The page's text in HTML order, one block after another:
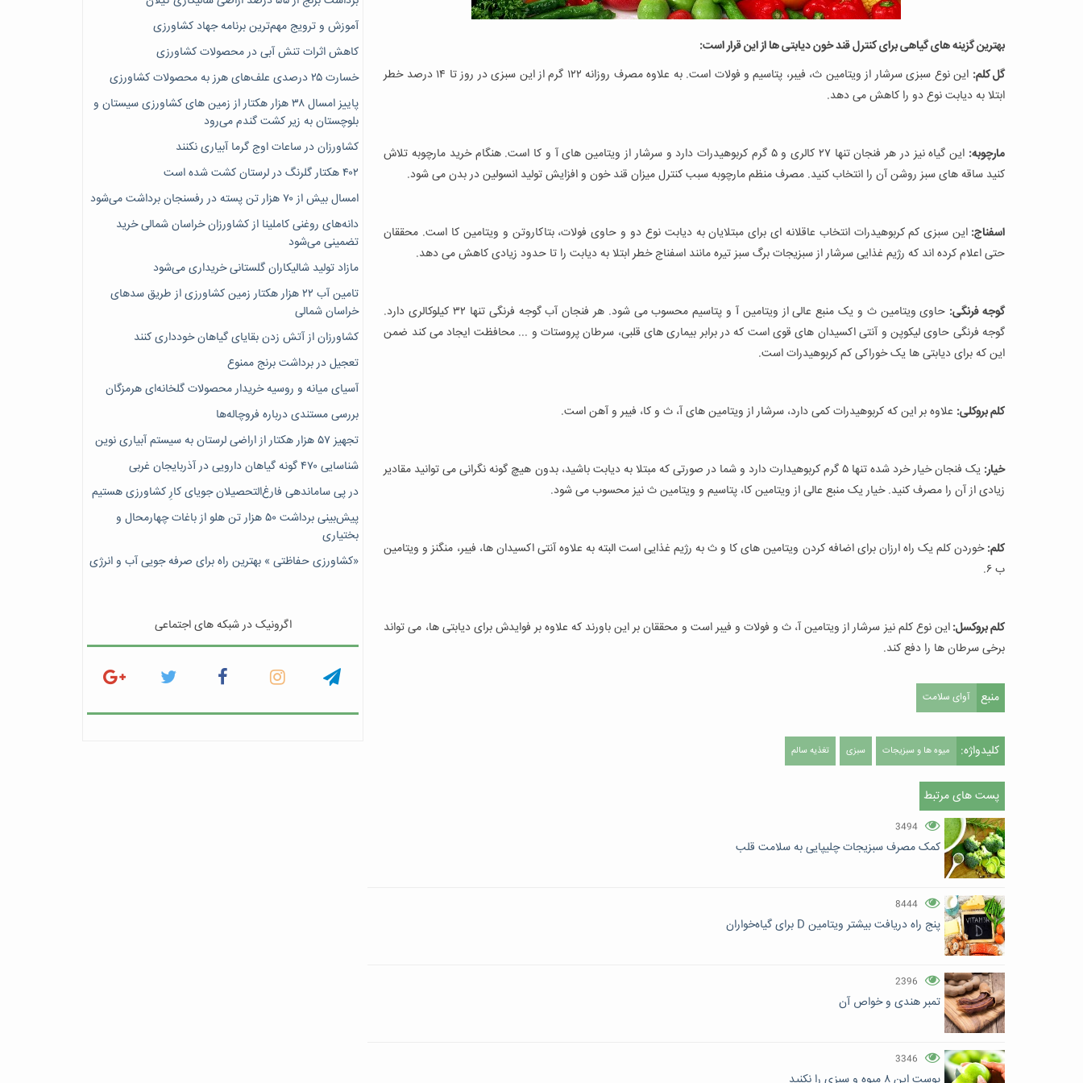
بهترین گزینه های گیاهی برای کنترل قند خون دیابتی ها از این قرار است:
گل کلم:
این نوع سبزی سرشار از ویتامین ث، فیبر، پتاسیم و فولات است. به علاوه مصرف روزانه ۱۲۲ گرم از این سبزی در روز تا ۱۴ درصد خطر
ابتلا به دیابت نوع دو را کاهش می دهد.
مارچوبه:
این گیاه نیز در هر فنجان تنها ۲۷ کالری و ۵ گرم کربوهیدرات دارد و سرشار از ویتامین های آ و کا است. هنگام خرید مارچوبه تلاش
کنید ساقه های سبز روشن آن را انتخاب کنید. مصرف منظم مارچوبه سبب کنترل میزان قند خون و افزایش تولید انسولین در بدن می شود.
اسفناج: این سبزی کم کربوهیدرات انتخاب عاقلانه ای برای مبتلایان به دیابت نوع دو و حاوی فولات، بتاکاروتن و ویتامین کا است. محققان
حتی اعلام کرده اند که رژیم غذایی سرشار از سبزیجات برگ سبز تیره مانند اسفناج خطر ابتلا به دیابت را تا حدود زیادی کاهش می دهد.
گوجه فرنگی:
حاوی ویتامین ث و یک منبع عالی از ویتامین آ و پتاسیم محسوب می شود. هر فنجان آب گوجه فرنگی تنها ۳۲ کیلوکالری دارد.
گوجه فرنگی حاوی لیکوپن و آنتی اکسیدان های قوی است که در برابر بیماری های قلبی، سرطان پروستات و ... محافظت ایجاد می کند ضمن
این که برای دیابتی ها یک خوراکی کم کربوهیدرات است.
کلم بروکلی: علاوه بر این که کربوهیدرات کمی دارد، سرشار از ویتامین های آ، ث و کا، فیبر و آهن است.
خیار:
یک فنجان خیار خرد شده تنها ۵ گرم کربوهیدارت دارد و شما در صورتی که مبتلا به دیابت باشید، بدون هیچ گونه نگرانی می توانید مقادیر
زیادی از آن را مصرف کنید. خیار یک منبع عالی از ویتامین کا، پتاسیم و ویتامین ث نیز محسوب می شود.
کلم:خوردن کلم یک راه ارزان برای اضافه کردن ویتامین های کا و ث به رژیم غذایی است البته به علاوه آنتی اکسیدان ها، فیبر، منگنز و ویتامین
ب ۶.
کلم بروکسل:این نوع کلم نیز سرشار از ویتامین آ، ث و فولات و فیبر است و محققان بر این باورند که علاوه بر فوایدش برای دیابتی ها، می تواند
برخی سرطان ها را دفع کند.
منبع آوای سلامت
کلیدواژه: میوه ها و سبزیجات سبزی تغذیه سالم
پست های مرتبط
3494
کمک مصرف سبزیجات چلیپایی به سلامت قلب
8444
پنج راه دریافت بیشتر ویتامین D برای گیاه‌خواران
2396
تمبر هندی و خواص آن
3346
آموزش و ترویج مهم‌ترین برنامه جهاد کشاورزی
کاهش اثرات تنش آبی در محصولات کشاورزی
خسارت ۲۵ درصدی علف‌های هرز به محصولات کشاورزی
پاییز امسال ۳۸ هزار هکتار از زمین های کشاورزی سیستان و
بلوچستان به زیر کشت گندم می‌رود
کشاورزان در ساعات اوج گرما آبیاری نکنند
۴۰۲ هکتار گلرنگ در لرستان کشت شده است
امسال بیش از ۷۰ هزار تن پسته در رفسنجان برداشت می‌شود
دانه‌های روغنی کاملینا از کشاورزان خراسان شمالی خرید
تضمینی می‌شود
مازاد تولید شالیکاران گلستانی خریداری می‌شود
تامین آب ۲۲ هزار هکتار زمین کشاورزی از طریق سدهای
خراسان شمالی
کشاورزان از آتش زدن بقایای گیاهان خودداری کنند
تعجیل در برداشت برنج ممنوع
آسیای میانه و روسیه خریدار محصولات گلخانه‌ای هرمزگان
بررسی مستندی درباره فروچاله‌ها
تجهیز ۵۷ هزار هکتار از اراضی لرستان به سیستم آبیاری نوین
شناسایی ۴۷٠ گونه گیاهان دارویی در آذربایجان غربی
در پی ساماندهی فارغ‌التحصیلان جویای کارِ کشاورزی هستیم
پیش‎‌بینی برداشت ۵۰ هزار تن هلو از باغات چهارمحال و
بختیاری
«کشاورزی حفاظتی » بهترین راه برای صرفه جویی آب و انرژی
اگرونیک در شبکه های اجتماعی